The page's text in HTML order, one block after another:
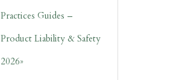
Practices Guides –
Product Liability & Safety
2026»